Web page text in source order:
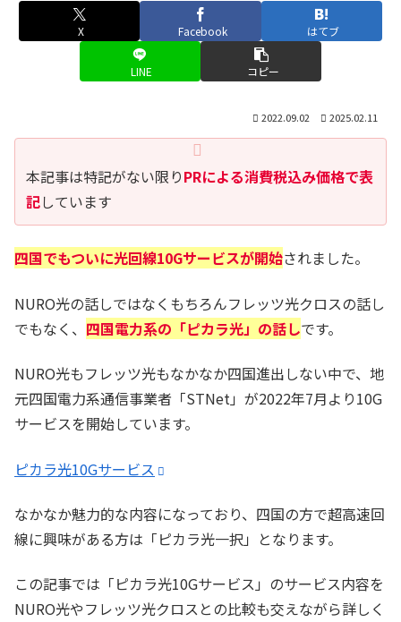
X Facebook はてブ
LINE コピー
2022.09.02 2025.02.11
本記事は特記がない限りPRによる消費税込み価格で表
記しています
四国でもついに光回線10Gサービスが開始されました。
NURO光の話しではなくもちろんフレッツ光クロスの話し
でもなく、 四国電力系の「ピカラ光」の話しです。
NURO光もフレッツ光もなかなか四国進出しない中で、地
元四国電力系通信事業者「STNet」が2022年7月より10G
サービスを開始しています。
ピカラ光10Gサービス
なかなか魅力的な内容になっており、四国の方で超高速回
線に興味がある方は「ピカラ光一択」となります。
この記事では「ピカラ光10Gサービス」のサービス内容を
NURO光やフレッツ光クロスとの比較も交えながら詳しく